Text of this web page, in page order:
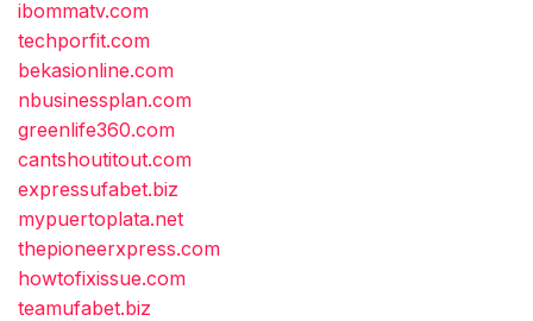
ibommatv.com
techporfit.com
bekasionline.com
nbusinessplan.com
greenlife360.com
cantshoutitout.com
expressufabet.biz
mypuertoplata.net
thepioneerxpress.com
howtofixissue.com
teamufabet.biz